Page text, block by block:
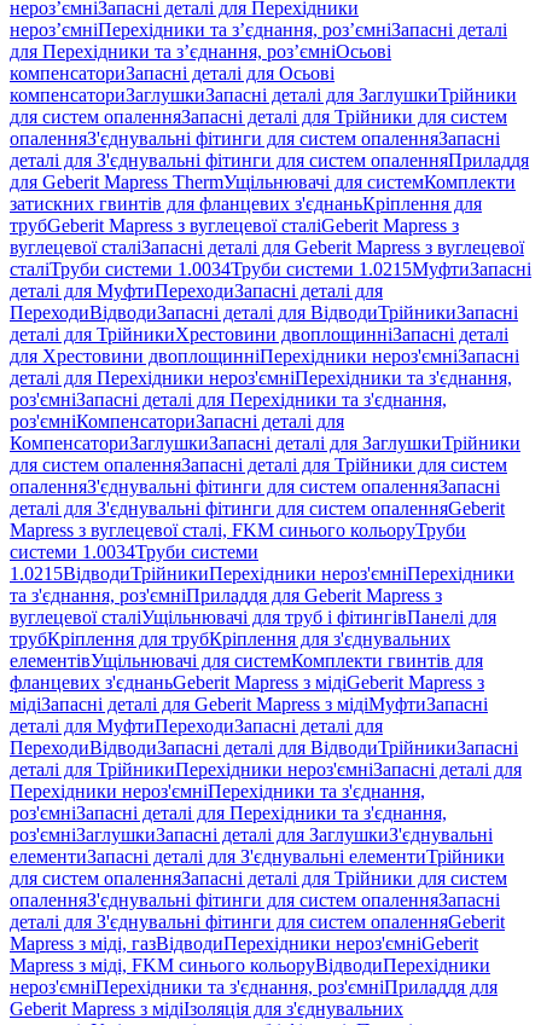
нероз’ємніЗапасні деталі для Перехідники
нероз’ємніПерехідники та з’єднання, роз’ємніЗапасні деталі
для Перехідники та з’єднання, роз’ємніОсьові
компенсаториЗапасні деталі для Осьові
компенсаториЗаглушкиЗапасні деталі для ЗаглушкиТрійники
для систем опаленняЗапасні деталі для Трійники для систем
опаленняЗ'єднувальні фітинги для систем опаленняЗапасні
деталі для З'єднувальні фітинги для систем опаленняПриладдя
для Geberit Mapress ThermУщільнювачі для системКомплекти
затискних гвинтів для фланцевих з'єднаньКріплення для
трубGeberit Mapress з вуглецевої сталіGeberit Mapress з
вуглецевої сталіЗапасні деталі для Geberit Mapress з вуглецевої
сталіТруби системи 1.0034Труби системи 1.0215МуфтиЗапасні
деталі для МуфтиПереходиЗапасні деталі для
ПереходиВідводиЗапасні деталі для ВідводиТрійникиЗапасні
деталі для ТрійникиХрестовини двоплощинніЗапасні деталі
для Хрестовини двоплощинніПерехідники нероз'ємніЗапасні
деталі для Перехідники нероз'ємніПерехідники та з'єднання,
роз'ємніЗапасні деталі для Перехідники та з'єднання,
роз'ємніКомпенсаториЗапасні деталі для
КомпенсаториЗаглушкиЗапасні деталі для ЗаглушкиТрійники
для систем опаленняЗапасні деталі для Трійники для систем
опаленняЗ'єднувальні фітинги для систем опаленняЗапасні
деталі для З'єднувальні фітинги для систем опаленняGeberit
Mapress з вуглецевої сталі, FKM синього кольоруТруби
системи 1.0034Труби системи
1.0215ВідводиТрійникиПерехідники нероз'ємніПерехідники
та з'єднання, роз'ємніПриладдя для Geberit Mapress з
вуглецевої сталіУщільнювачі для труб і фітингівПанелі для
трубКріплення для трубКріплення для з'єднувальних
елементівУщільнювачі для системКомплекти гвинтів для
фланцевих з'єднаньGeberit Mapress з мідіGeberit Mapress з
мідіЗапасні деталі для Geberit Mapress з мідіМуфтиЗапасні
деталі для МуфтиПереходиЗапасні деталі для
ПереходиВідводиЗапасні деталі для ВідводиТрійникиЗапасні
деталі для ТрійникиПерехідники нероз'ємніЗапасні деталі для
Перехідники нероз'ємніПерехідники та з'єднання,
роз'ємніЗапасні деталі для Перехідники та з'єднання,
роз'ємніЗаглушкиЗапасні деталі для ЗаглушкиЗ'єднувальні
елементиЗапасні деталі для З'єднувальні елементиТрійники
для систем опаленняЗапасні деталі для Трійники для систем
опаленняЗ'єднувальні фітинги для систем опаленняЗапасні
деталі для З'єднувальні фітинги для систем опаленняGeberit
Mapress з міді, газВідводиПерехідники нероз'ємніGeberit
Mapress з міді, FKM синього кольоруВідводиПерехідники
нероз'ємніПерехідники та з'єднання, роз'ємніПриладдя для
Geberit Mapress з мідіІзоляція для з'єднувальних